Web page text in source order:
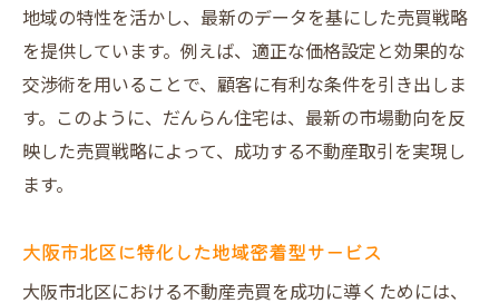
地域の特性を活かし、最新のデータを基にした売買戦略
を提供しています。例えば、適正な価格設定と効果的な
交渉術を用いることで、顧客に有利な条件を引き出しま
す。このように、だんらん住宅は、最新の市場動向を反
映した売買戦略によって、成功する不動産取引を実現し
ます。
大阪市北区に特化した地域密着型サービス
大阪市北区における不動産売買を成功に導くためには、